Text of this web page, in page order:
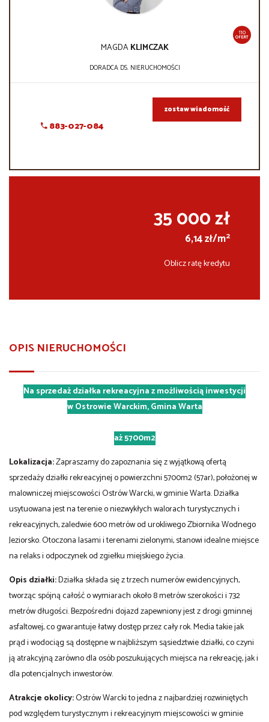
110
OFERT
MAGDAKLIMCZAK
DORADCA DS. NIERUCHOMOŚCI
883-027-084
zostaw wiadomość
35 000 zł
6,14 zł/m2
Oblicz ratę kredytu
OPIS NIERUCHOMOŚCI
Na sprzedaż działka rekreacyjna z możliwością inwestycji
w Ostrowie Warckim, Gmina Warta
aż 5700m2
Lokalizacja:Zapraszamy do zapoznania się z wyjątkową ofertą
sprzedaży działki rekreacyjnej o powierzchni 5700m2 (57ar), położonej w
malowniczej miejscowości Ostrów Warcki, w gminie Warta. Działka
usytuowana jest na terenie o niezwykłych walorach turystycznych i
rekreacyjnych, zaledwie 600 metrów od urokliwego Zbiornika Wodnego
Jeziorsko. Otoczona lasami i terenami zielonymi, stanowi idealne miejsce
na relaks i odpoczynek od zgiełku miejskiego życia.
Opis działki:Działka składa się z trzech numerów ewidencyjnych,
tworząc spójną całość o wymiarach około 8 metrów szerokości i 732
metrów długości. Bezpośredni dojazd zapewniony jest z drogi gminnej
asfaltowej, co gwarantuje łatwy dostęp przez cały rok. Media takie jak
prąd i wodociąg są dostępne w najbliższym sąsiedztwie działki, co czyni
ją atrakcyjną zarówno dla osób poszukujących miejsca na rekreację, jak i
dla potencjalnych inwestorów.
Atrakcje okolicy:Ostrów Warcki to jedna z najbardziej rozwiniętych
pod względem turystycznym i rekreacyjnym miejscowości w gminie